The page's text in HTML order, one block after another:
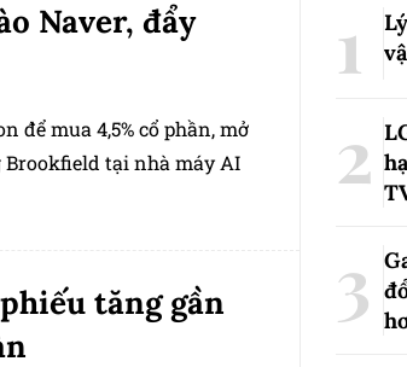
Naver, đẩy
để mua 4,5% cổ phần, mở
Brookfield tại nhà máy AI
tăng gần